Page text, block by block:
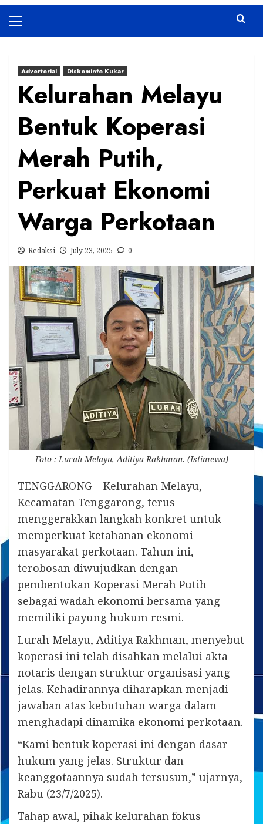
Menu
Advertorial Diskominfo Kukar
Kelurahan Melayu
Bentuk Koperasi
Merah Putih,
Perkuat Ekonomi
Warga Perkotaan
Redaksi July 23, 2025 0
Foto : Lurah Melayu, Aditiya Rakhman. (Istimewa)
TENGGARONG – Kelurahan Melayu,
Kecamatan Tenggarong, terus
menggerakkan langkah konkret untuk
memperkuat ketahanan ekonomi
masyarakat perkotaan. Tahun ini,
terobosan diwujudkan dengan
pembentukan Koperasi Merah Putih
sebagai wadah ekonomi bersama yang
memiliki payung hukum resmi.
Lurah Melayu, Aditiya Rakhman, menyebut
koperasi ini telah disahkan melalui akta
notaris dengan struktur organisasi yang
jelas. Kehadirannya diharapkan menjadi
jawaban atas kebutuhan warga dalam
menghadapi dinamika ekonomi perkotaan.
“Kami bentuk koperasi ini dengan dasar
hukum yang jelas. Struktur dan
keanggotaannya sudah tersusun,” ujarnya,
Rabu (23/7/2025).
Tahap awal, pihak kelurahan fokus